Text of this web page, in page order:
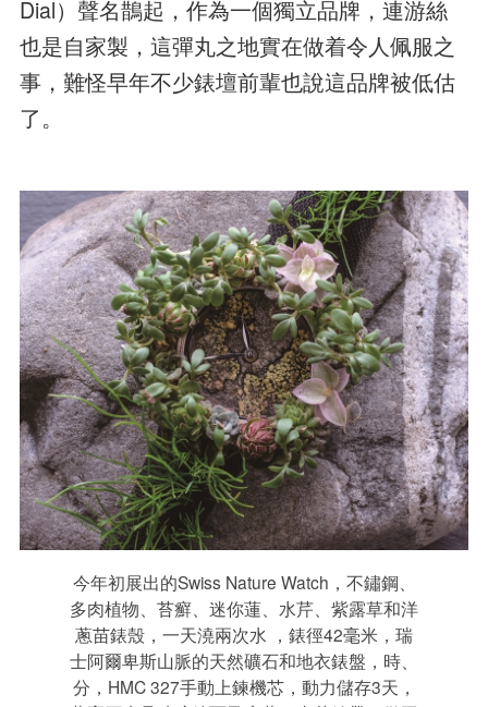
Dial）聲名鵲起，作為一個獨立品牌，連游絲
也是自家製，這彈丸之地實在做着令人佩服之
事，難怪早年不少錶壇前輩也說這品牌被低估
了。
今年初展出的Swiss Nature Watch，不鏽鋼、
多肉植物、苔癬、迷你蓮、水芹、紫露草和洋
蔥苗錶殼，一天澆兩次水 ，錶徑42毫米，瑞
士阿爾卑斯山脈的天然礦石和地衣錶盤，時、
分，HMC 327手動上鍊機芯，動力儲存3天，